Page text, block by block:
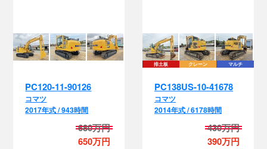
PC120-11-90126
コマツ
2017年式 / 943時間
680万円
650万円
排土板 クレーン マルチ
PC138US-10-41678
コマツ
2014年式 / 6178時間
430万円
390万円